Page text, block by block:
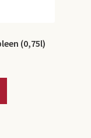
(0,75l)